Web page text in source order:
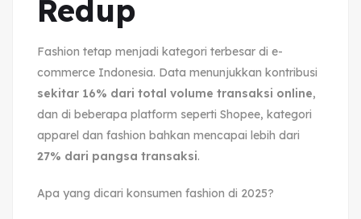
Redup
Fashion tetap menjadi kategori terbesar di e-
commerce Indonesia. Data menunjukkan kontribusi
sekitar 16% dari total volume transaksi online,
dan di beberapa platform seperti Shopee, kategori
apparel dan fashion bahkan mencapai lebih dari
27% dari pangsa transaksi.
Apa yang dicari konsumen fashion di 2025?